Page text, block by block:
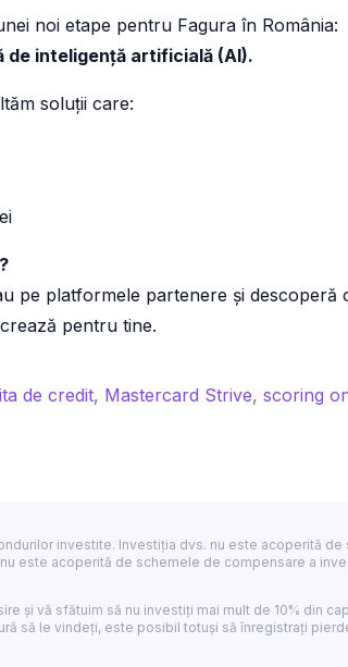
noi etape pentru Fagura în România:
inteligență artificială (AI).
soluții care:
pe platformele partenere și descoperă
pentru tine.
de credit, Mastercard Strive, scoring
investite. Investiția dvs. nu este acoperită
este acoperită de schemele de compensare a
și vă sfătuim să nu investiți mai mult de 10% din
să le vindeți, este posibil totuși să înregistrați